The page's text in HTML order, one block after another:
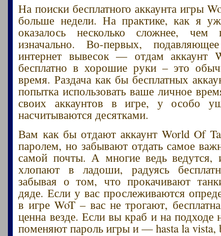
На поиски бесплатного аккаунта игры
больше недели. На практике, как я
оказалось несколько сложнее, чем
изначально. Во-первых,
интернет вывесок — отдам аккаунт
бесплатно в хорошие руки – это
время. Раздача как бы бесплатных
попытка использовать ваше личное
своих аккаунтов в игре, у особо
насчитываются десятками.
Вам как бы отдают аккаунт World Of
паролем, но забывают отдать самое
самой почты. А многие ведь ведутся,
хлопают в ладоши, радуясь
забывая о том, что прокачивают
дяде. Если у вас прослеживаются
в игре WoT – вас не трогают,
ценна везде. Если вы краб и на подходе
поменяют пароль игры и — hasta la vista,